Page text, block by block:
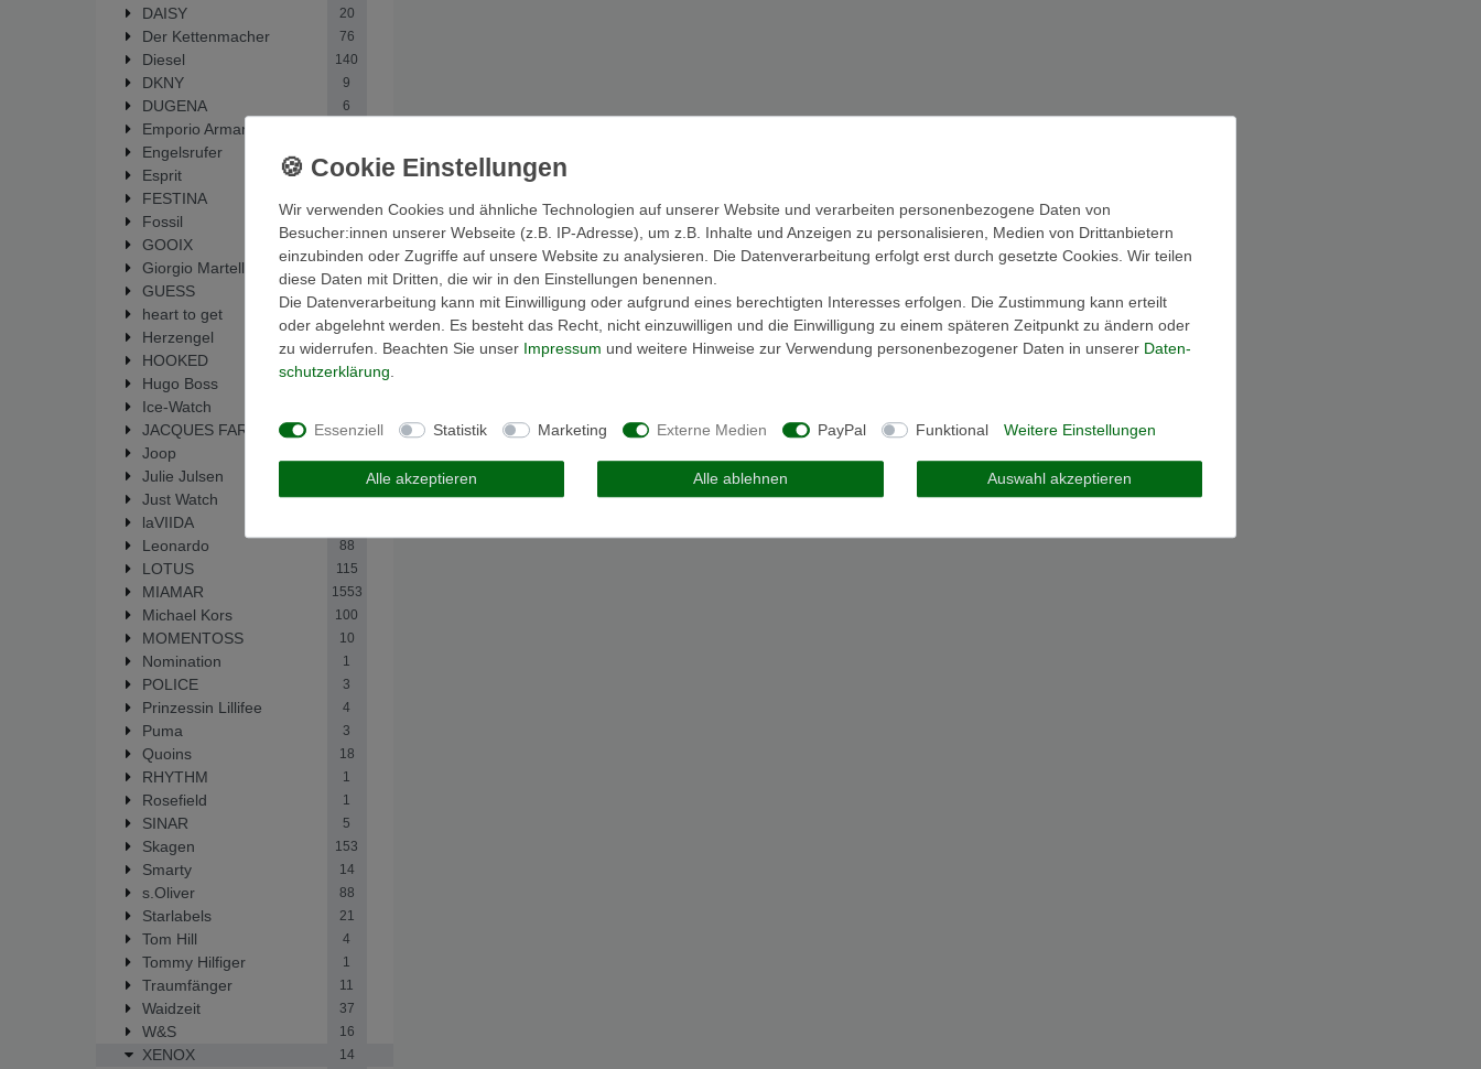
DAISY 20
Der Kettenmacher 76
Diesel 140
DKNY 9
DUGENA 6
Emporio Armani
Engelsrufer
Esprit 38
FESTINA
Fossil
GOOIX
Giorgio Martello
GUESS
heart to get
Herzengel 14
HOOKED
Hugo Boss
Ice-Watch
JACQUES FAREL 6
Joop
Julie Julsen
Just Watch 2
laVIIDA
Leonardo 88
LOTUS 115
MIAMAR 1553
Michael Kors 100
MOMENTOSS 10
Nomination 1
POLICE 3
Prinzessin Lillifee 4
Puma 3
Quoins 18
RHYTHM 1
Rosefield 1
SINAR 5
Skagen 153
Smarty 14
s.Oliver 88
Starlabels 21
Tom Hill 4
Tommy Hilfiger 1
Traumfänger 11
Waidzeit 37
W&S 16
XENOX 14
Wir verwenden Cookies und ähnliche Technologien auf unserer Website und verarbeiten personenbezogene Daten von
Besucher:innen unserer Webseite (z.B. IP-Adresse), um z.B. Inhalte und Anzeigen zu personalisieren, Medien von Drittanbietern
einzubinden oder Zugriffe auf unsere Website zu analysieren. Die Datenverarbeitung erfolgt erst durch gesetzte Cookies. Wir teilen
diese Daten mit Dritten, die wir in den Einstellungen benennen.
Die Datenverarbeitung kann mit Einwilligung oder aufgrund eines berechtigten Interesses erfolgen. Die Zustimmung kann erteilt
oder abgelehnt werden. Es besteht das Recht, nicht einzuwilligen und die Einwilligung zu einem späteren Zeitpunkt zu ändern oder
zu widerrufen. Beachten Sie unser Impressum und weitere Hinweise zur Verwendung personenbezogener Daten in unserer Daten­
schutz­erklärung.
Essenziell Statistik Marketing Externe Medien PayPal Funktional Weitere Einstellungen
Alle akzeptieren Alle ablehnen Auswahl akzeptieren